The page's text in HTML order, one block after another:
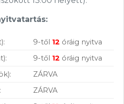
3D tervező PC (Core Ultra
2TB SSD, RTX5070Ti, Win
9-től 12 óráig nyitva
9-től 12 óráig nyitva
ZÁRVA
ZÁRVA